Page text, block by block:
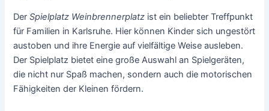
DerSpielplatz Weinbrennerplatz ist ein beliebter Treffpunkt
für Familien in Karlsruhe. Hier können Kinder sich ungestört
austoben und ihre Energie auf vielfältige Weise ausleben.
Der Spielplatz bietet eine große Auswahl an Spielgeräten,
die nicht nur Spaß machen, sondern auch die motorischen
Fähigkeiten der Kleinen fördern.